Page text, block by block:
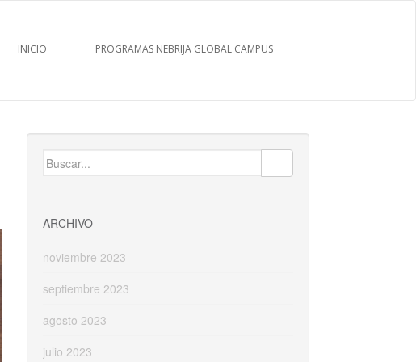
INICIO PROGRAMAS NEBRIJA GLOBAL CAMPUS
Buscar:
ARCHIVO
noviembre 2023
septiembre 2023
agosto 2023
julio 2023